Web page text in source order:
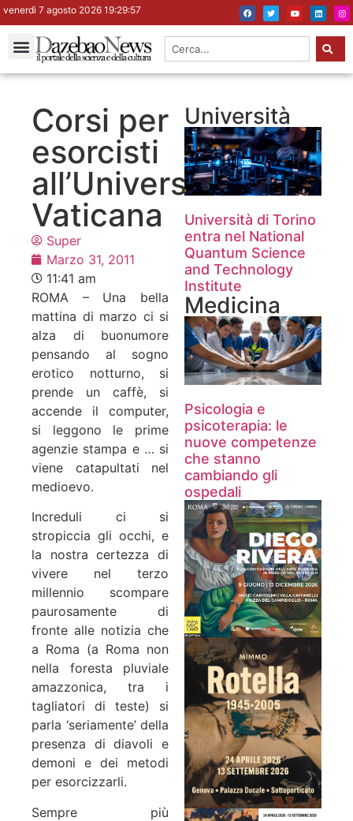
venerdì 7 agosto 2026 19:29:57
Corsi per
esorcisti
all’Università
Vaticana
Super
Marzo 31, 2011
11:41 am
ROMA – Una bella
mattina di marzo ci si
alza di buonumore
pensando al sogno
erotico notturno, si
prende un caffè, si
accende il computer,
si leggono le prime
agenzie stampa e … si
viene catapultati nel
medioevo.
Increduli ci si
stropiccia gli occhi, e
la nostra certezza di
vivere nel terzo
millennio scompare
paurosamente di
fronte alle notizia che
a Roma (a Roma non
nella foresta pluviale
amazzonica, tra i
tagliatori di teste) si
parla ‘seriamente’ della
presenza di diavoli e
demoni e dei metodi
per esorcizzarli.
Sempre più
Università
Università di Torino
entra nel National
Quantum Science
and Technology
Institute
Medicina
Psicologia e
psicoterapia: le
nuove competenze
che stanno
cambiando gli
ospedali